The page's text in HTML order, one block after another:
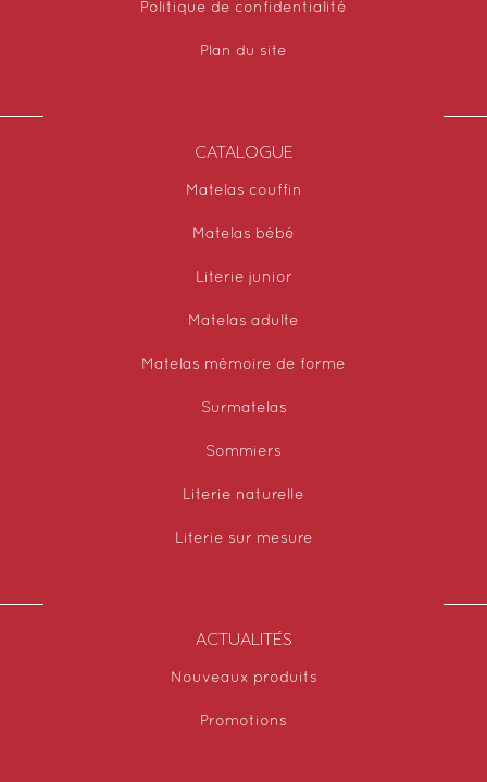
Politique de confidentialité
Plan du site
CATALOGUE
Matelas couffin
Matelas bébé
Literie junior
Matelas adulte
Matelas mémoire de forme
Surmatelas
Sommiers
Literie naturelle
Literie sur mesure
ACTUALITÉS
Nouveaux produits
Promotions